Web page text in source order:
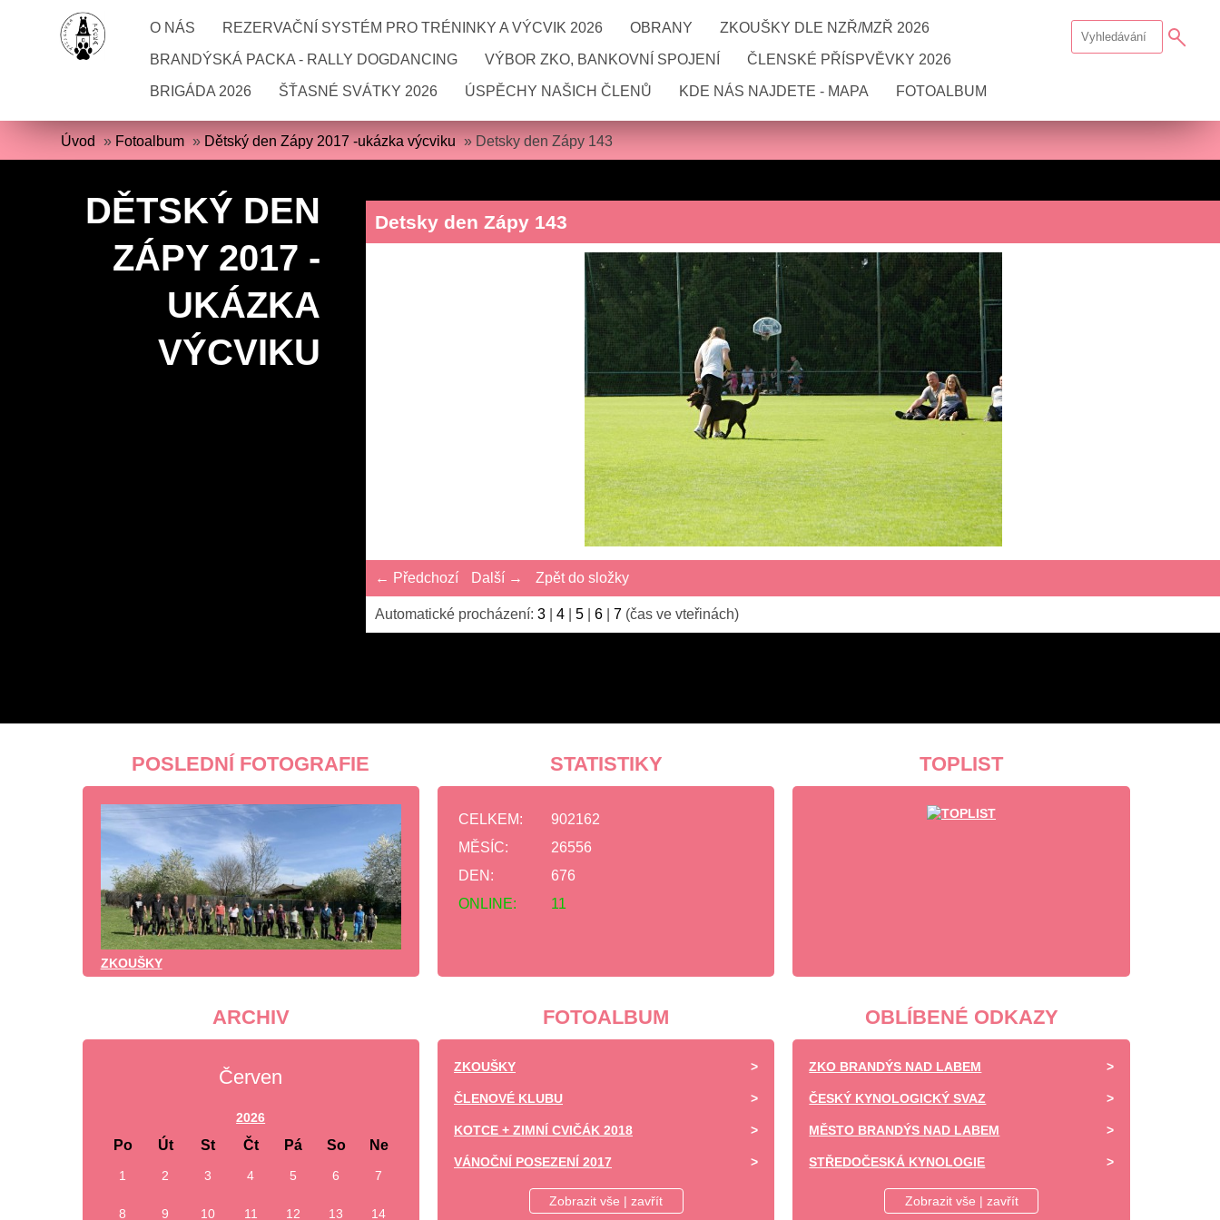
O NÁS REZERVAČNÍ SYSTÉM PRO TRÉNINKY A VÝCVIK 2026 OBRANY ZKOUŠKY DLE NZŘ/MZŘ 2026
BRANDÝSKÁ PACKA - RALLY DOGDANCING VÝBOR ZKO, BANKOVNÍ SPOJENÍ ČLENSKÉ PŘÍSPVĚVKY 2026
BRIGÁDA 2026 ŠŤASNÉ SVÁTKY 2026 ÚSPĚCHY NAŠICH ČLENŮ KDE NÁS NAJDETE - MAPA FOTOALBUM
Úvod » Fotoalbum » Dětský den Zápy 2017 -ukázka výcviku » Detsky den Zápy 143
DĚTSKÝ DEN
ZÁPY 2017 -
UKÁZKA
VÝCVIKU
Detsky den Zápy 143
← Předchozí Další → Zpět do složky
Automatické procházení:3 |4 |5 |6 |7 (čas ve vteřinách)
POSLEDNÍ FOTOGRAFIE
ZKOUŠKY
STATISTIKY
ONLINE: 11
CELKEM:
902162
MĚSÍC:
26556
DEN:
676
TOPLIST
ARCHIV
Červen
2026
Po Út St Čt Pá So Ne
1 2 3 4 5 6 7
8 9 10 11 12 13 14
FOTOALBUM
ZKOUŠKY
ČLENOVÉ KLUBU
KOTCE + ZIMNÍ CVIČÁK 2018
VÁNOČNÍ POSEZENÍ 2017
DĚTSKÝ DEN ZÁPY 2017 -UKÁZKA VÝCVIKU
Zobrazit vše | zavřít
OBLÍBENÉ ODKAZY
ZKO BRANDÝS NAD LABEM
ČESKÝ KYNOLOGICKÝ SVAZ
MĚSTO BRANDÝS NAD LABEM
STŘEDOČESKÁ KYNOLOGIE
DAISY OF HIGHLAND - CHOVATELSKÁ STANICE -
Zobrazit vše | zavřít